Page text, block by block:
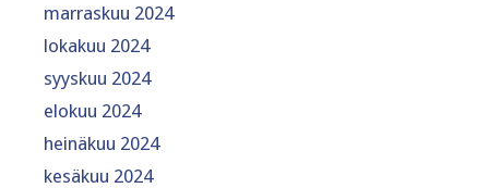
marraskuu 2024
lokakuu 2024
syyskuu 2024
elokuu 2024
heinäkuu 2024
kesäkuu 2024